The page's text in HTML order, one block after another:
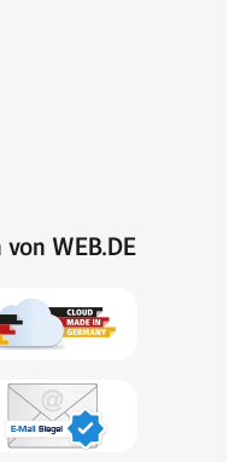
WEB.DE